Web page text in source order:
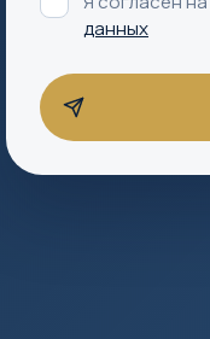
данных